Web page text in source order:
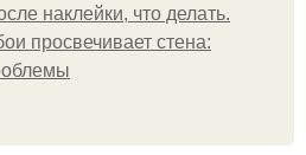
наклейки, что делать.
просвечивает стена: